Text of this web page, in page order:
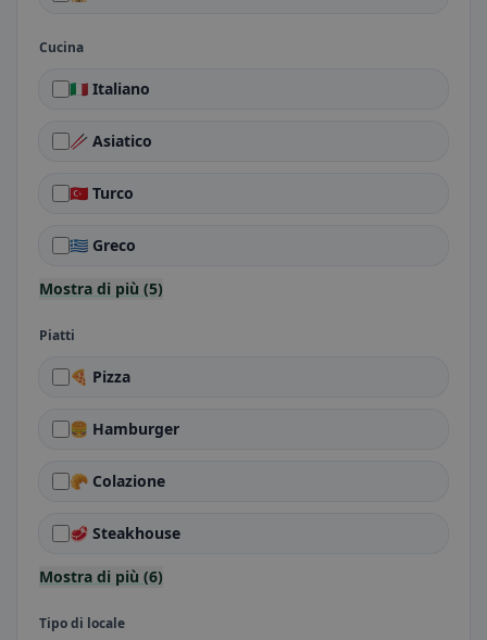
Cucina
🇮🇹 Italiano
🥢 Asiatico
🇹🇷 Turco
🇬🇷 Greco
Mostra di più (5)
Piatti
🍕 Pizza
🍔 Hamburger
🥐 Colazione
🥩 Steakhouse
Mostra di più (6)
Tipo di locale